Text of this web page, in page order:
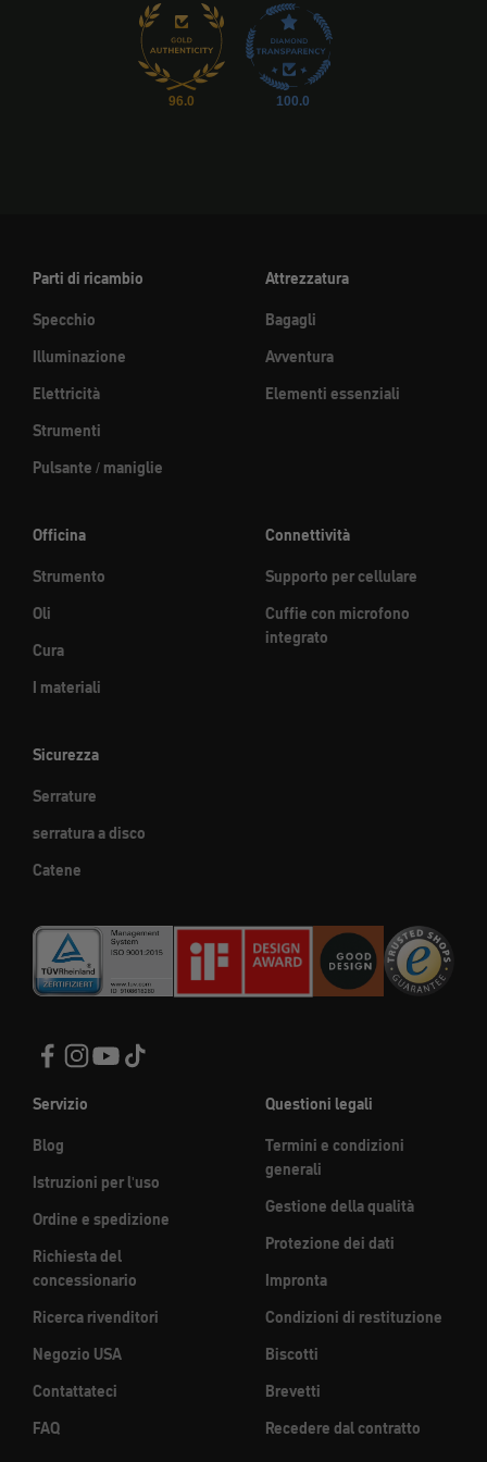
96.0 100.0
Parti di ricambio
Specchio
Illuminazione
Elettricità
Strumenti
Pulsante / maniglie
Attrezzatura
Bagagli
Avventura
Elementi essenziali
Officina
Strumento
Oli
Cura
I materiali
Connettività
Supporto per cellulare
Cuffie con microfono
integrato
Sicurezza
Serrature
serratura a disco
Catene
Servizio
Blog
Istruzioni per l'uso
Ordine e spedizione
Richiesta del
concessionario
Ricerca rivenditori
Negozio USA
Contattateci
FAQ
Questioni legali
Termini e condizioni
generali
Gestione della qualità
Protezione dei dati
Impronta
Condizioni di restituzione
Biscotti
Brevetti
Recedere dal contratto